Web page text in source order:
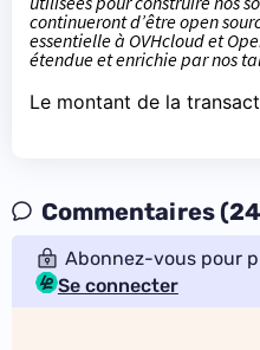
continueront d’être open
essentielle à OVHcloud et
étendue et enrichie par nos
Le montant de la
Commentaires
Abonnez-vous pour
Se connecter